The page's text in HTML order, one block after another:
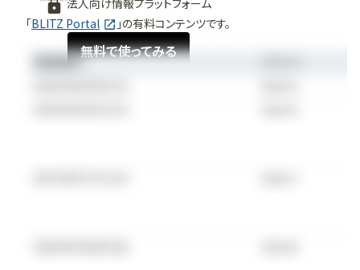
法人向け情報プラットフォーム
「BLITZ Portal 」の有料コンテンツです。
無料で使ってみる